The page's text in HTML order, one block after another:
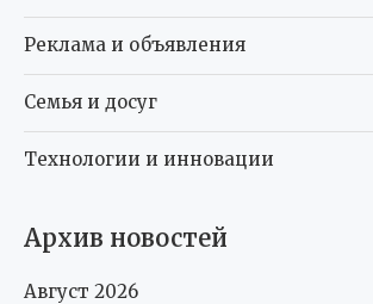
Реклама и объявления
Семья и досуг
Технологии и инновации
Архив новостей
Август 2026